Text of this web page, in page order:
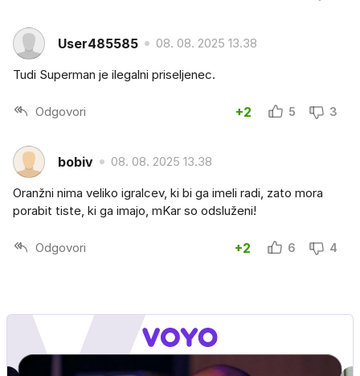
User485585 08. 08. 2025 13.38
Tudi Superman je ilegalni priseljenec.
Odgovori +2 5 3
bobiv 08. 08. 2025 13.38
Oranžni nima veliko igralcev, ki bi ga imeli radi, zato mora
porabit tiste, ki ga imajo, mKar so odsluženi!
Odgovori +2 6 4